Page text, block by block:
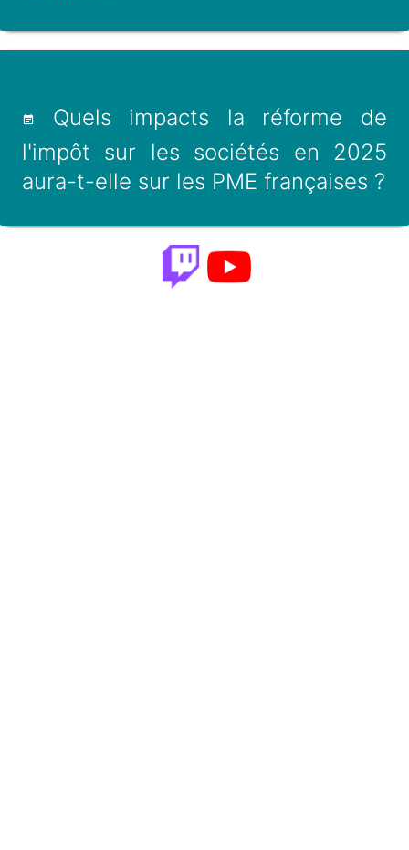
Quels impacts la réforme de
l'impôt sur les sociétés en 2025
aura-t-elle sur les PME françaises ?